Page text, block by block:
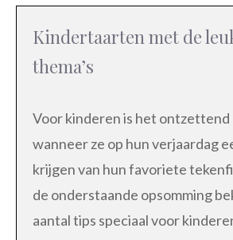
Kindertaarten met de
thema’s
Voor kinderen is het
wanneer ze op hun verjaardag
krijgen van hun favoriete
de onderstaande opsomming
aantal tips speciaal voor